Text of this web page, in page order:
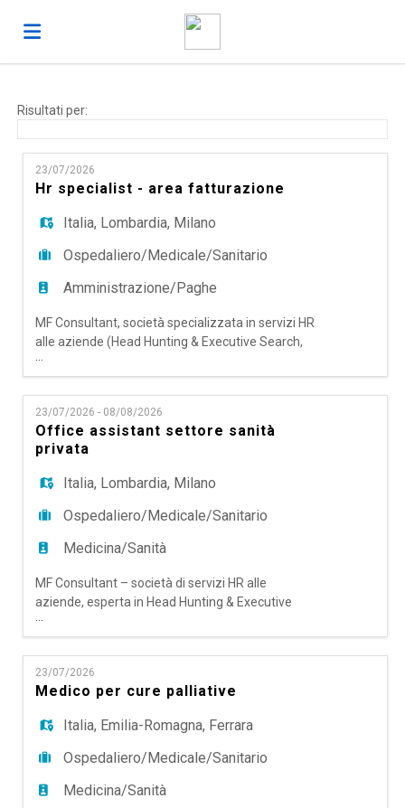
Offerte
di
lavoro
Carica
il
CV
Login
Lingua
EN
DE
ES
PT
Risultati per:
23/07/2026
Hr specialist - area fatturazione
Italia, Lombardia, Milano
Ospedaliero/Medicale/Sanitario
Amministrazione/Paghe
MF Consultant, società specializzata in servizi HR
alle aziende (Head Hunting & Executive Search,
Talent Acquisition Outsourcing & RPO,
Temporary Management e Coaching), ricerca per
importante azienda cliente una figura di: HR
Specialist - Area fatturazione Sede di lavoro:
Milano Nord-Est (nelle vicinanze della fermata
M1 Sesto Rondò / Sesto M
23/07/2026 - 08/08/2026
Office assistant settore sanità
privata
Italia, Lombardia, Milano
Ospedaliero/Medicale/Sanitario
Medicina/Sanità
MF Consultant – società di servizi HR alle
aziende, esperta in Head Hunting & Executive
Search, Talent Acquisition Outsourcing e RPO,
Temporary Manager e Coaching & Mentoring,
ricerca per importante cliente settore sanitario
privato di eccellenza un Office Assistant.
Responsabilità: • Assicurare la corretta gestione
23/07/2026
Medico per cure palliative
Italia, Emilia-Romagna, Ferrara
Ospedaliero/Medicale/Sanitario
Medicina/Sanità